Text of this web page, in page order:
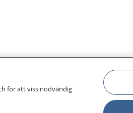
för att viss nödvändig